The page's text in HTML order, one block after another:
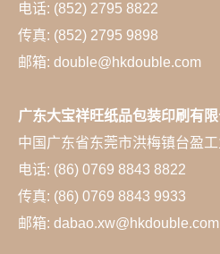
电话: (852) 2795 8822
传真: (852) 2795 9898
邮箱: double@hkdouble.com
广东大宝祥旺纸品包装印刷有限
中国广东省东莞市洪梅镇台盈
电话: (86) 0769 8843 8822
传真: (86) 0769 8843 9933
邮箱: dabao.xw@hkdouble.com